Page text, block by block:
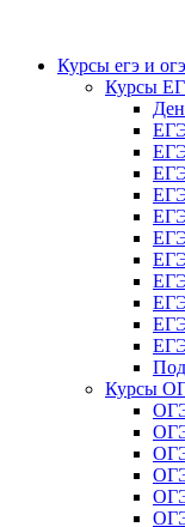
Курсы егэ и
Курсы
Курсы